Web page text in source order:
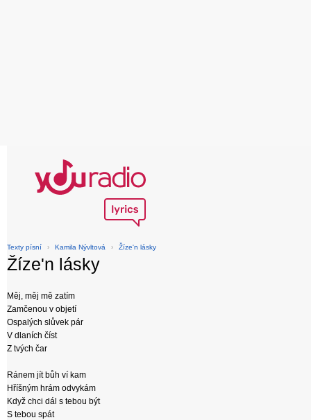
Texty písní › Kamila Nývltová › Žíze'n lásky
Žíze'n lásky
Měj, měj mě zatím
Zamčenou v objetí
Ospalých slůvek pár
V dlaních číst
Z tvých čar
Ránem jít bůh ví kam
Hříšným hrám odvykám
Když chci dál s tebou být
S tebou spát